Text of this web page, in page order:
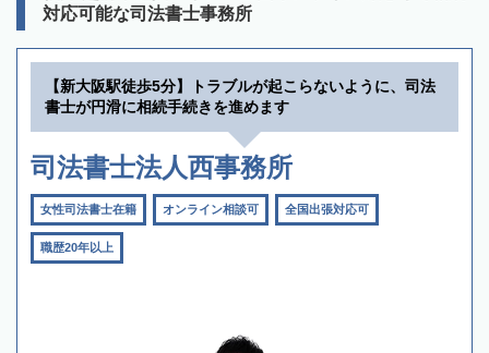
対応可能な司法書士事務所
【新大阪駅徒歩5分】トラブルが起こらないように、司法
書士が円滑に相続手続きを進めます
司法書士法人西事務所
女性司法書士在籍 オンライン相談可 全国出張対応可
職歴20年以上